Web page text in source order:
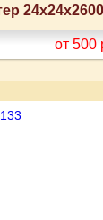
от 500